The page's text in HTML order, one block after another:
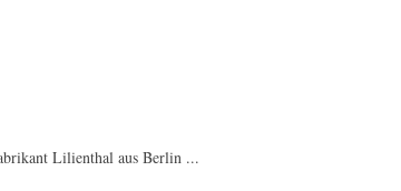
Lilienthal aus Berlin ...